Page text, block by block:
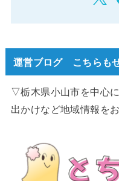
運営ブログ こちらも
▽栃木県小山市を中心
出かけなど地域情報をお